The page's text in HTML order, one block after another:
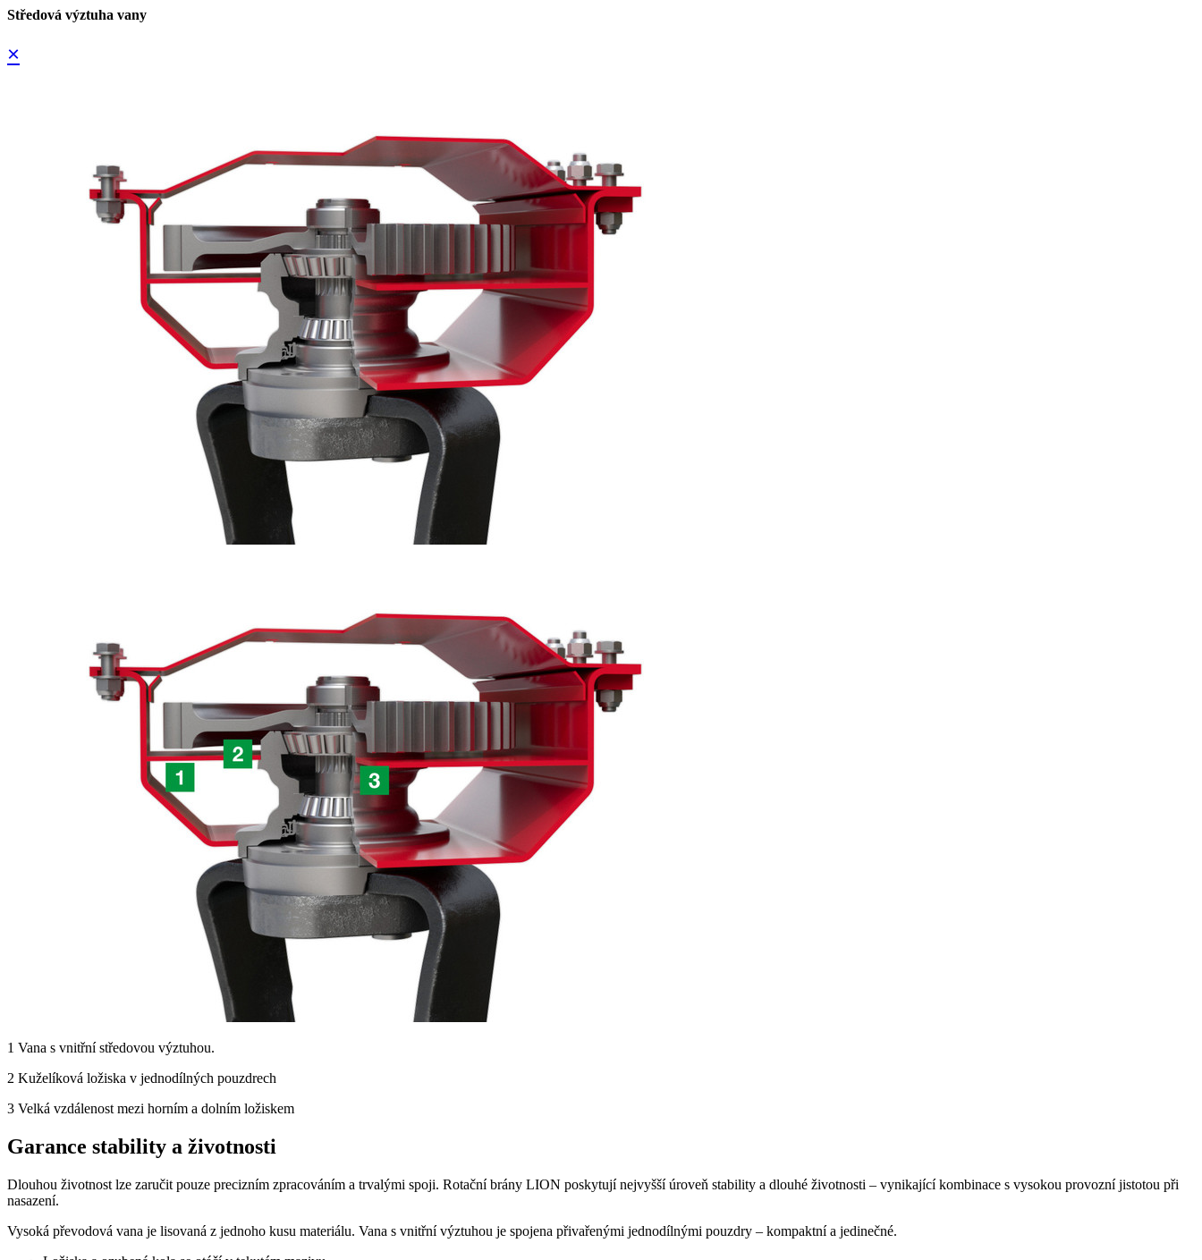
Středová výztuha vany
×
1 Vana s vnitřní středovou výztuhou.
2 Kuželíková ložiska v jednodílných pouzdrech
3 Velká vzdálenost mezi horním a dolním ložiskem
Garance stability a životnosti
Dlouhou životnost lze zaručit pouze precizním zpracováním a trvalými spoji. Rotační brány LION poskytují nejvyšší úroveň stability a dlouhé životnosti – vynikající kombinace s vysokou provozní jistotou při
nasazení.
Vysoká převodová vana je lisovaná z jednoho kusu materiálu. Vana s vnitřní výztuhou je spojena přivařenými jednodílnými pouzdry – kompaktní a jedinečné.